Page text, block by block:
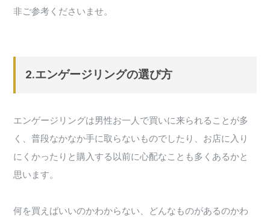
非ご参考くださいませ。
2.エンゲージリングの選び方
エンゲージリングは男性お一人で買いに来られることが多
く、普段なかなか手に取らないものでしたり、お店に入り
にくかったりと購入する以前に心配なことも多くあるかと
思います。
何を買えばいいのかわからない、どんなものがあるのかわ